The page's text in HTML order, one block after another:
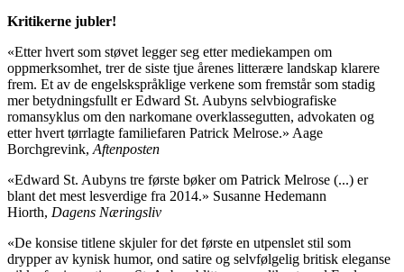
Kritikerne jubler!
«Etter hvert som støvet legger seg etter mediekampen om
oppmerksomhet, trer de siste tjue årenes litterære landskap klarere
frem. Et av de engelskspråklige verkene som fremstår som stadig
mer betydningsfullt er Edward St. Aubyns selvbiografiske
romansyklus om den narkomane overklassegutten, advokaten og
etter hvert tørrlagte familiefaren Patrick Melrose.» Aage
Borchgrevink, Aftenposten
«Edward St. Aubyns tre første bøker om Patrick Melrose (...) er
blant det mest lesverdige fra 2014.» Susanne Hedemann
Hiorth, Dagens Næringsliv
«De konsise titlene skjuler for det første en utpenslet stil som
drypper av kynisk humor, ond satire og selvfølgelig britisk eleganse